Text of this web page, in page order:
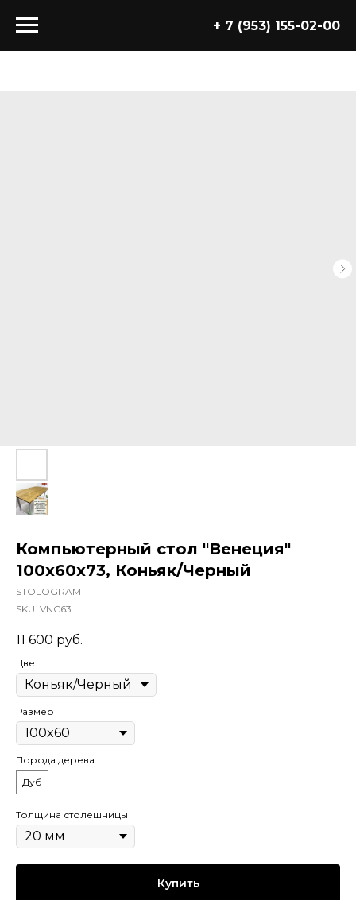
+ 7 (953) 155-02-00
Компьютерный стол "Венеция"
100x60x73, Коньяк/Черный
STOLOGRAM
SKU: VNC63
11 600 руб.
Цвет
Размер
Порода дерева
Дуб
Толщина столешницы
Купить